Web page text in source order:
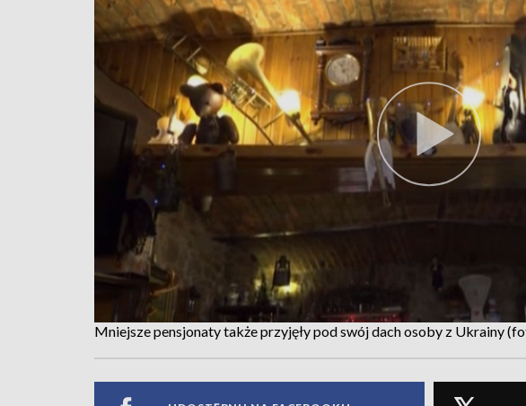
Mniejsze pensjonaty także przyjęły pod swój dach osoby z Ukrainy